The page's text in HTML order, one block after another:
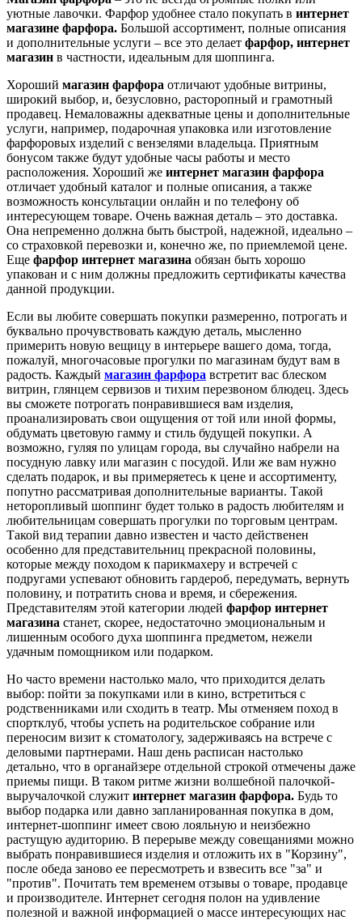
уютные лавочки. Фарфор удобнее стало покупать в интернет
магазине фарфора. Большой ассортимент, полные описания
и дополнительные услуги – все это делает фарфор, интернет
магазин в частности, идеальным для шоппинга.
Хороший магазин фарфора отличают удобные витрины,
широкий выбор, и, безусловно, расторопный и грамотный
продавец. Немаловажны адекватные цены и дополнительные
услуги, например, подарочная упаковка или изготовление
фарфоровых изделий с вензелями владельца. Приятным
бонусом также будут удобные часы работы и место
расположения. Хороший же интернет магазин фарфора
отличает удобный каталог и полные описания, а также
возможность консультации онлайн и по телефону об
интересующем товаре. Очень важная деталь – это доставка.
Она непременно должна быть быстрой, надежной, идеально –
со страховкой перевозки и, конечно же, по приемлемой цене.
Еще фарфор интернет магазина обязан быть хорошо
упакован и с ним должны предложить сертификаты качества
данной продукции.
Если вы любите совершать покупки размеренно, потрогать и
буквально прочувствовать каждую деталь, мысленно
примерить новую вещицу в интерьере вашего дома, тогда,
пожалуй, многочасовые прогулки по магазинам будут вам в
радость. Каждый магазин фарфора встретит вас блеском
витрин, глянцем сервизов и тихим перезвоном блюдец. Здесь
вы сможете потрогать понравившиеся вам изделия,
проанализировать свои ощущения от той или иной формы,
обдумать цветовую гамму и стиль будущей покупки. А
возможно, гуляя по улицам города, вы случайно набрели на
посудную лавку или магазин с посудой. Или же вам нужно
сделать подарок, и вы примеряетесь к цене и ассортименту,
попутно рассматривая дополнительные варианты. Такой
неторопливый шоппинг будет только в радость любителям и
любительницам совершать прогулки по торговым центрам.
Такой вид терапии давно известен и часто действенен
особенно для представительниц прекрасной половины,
которые между походом к парикмахеру и встречей с
подругами успевают обновить гардероб, передумать, вернуть
половину, и потратить снова и время, и сбережения.
Представителям этой категории людей фарфор интернет
магазина станет, скорее, недостаточно эмоциональным и
лишенным особого духа шоппинга предметом, нежели
удачным помощником или подарком.
Но часто времени настолько мало, что приходится делать
выбор: пойти за покупками или в кино, встретиться с
родственниками или сходить в театр. Мы отменяем поход в
спортклуб, чтобы успеть на родительское собрание или
переносим визит к стоматологу, задерживаясь на встрече с
деловыми партнерами. Наш день расписан настолько
детально, что в органайзере отдельной строкой отмечены даже
приемы пищи. В таком ритме жизни волшебной палочкой-
выручалочкой служит интернет магазин фарфора. Будь то
выбор подарка или давно запланированная покупка в дом,
интернет-шоппинг имеет свою лояльную и неизбежно
растущую аудиторию. В перерыве между совещаниями можно
выбрать понравившиеся изделия и отложить их в "Корзину",
после обеда заново ее пересмотреть и взвесить все "за" и
"против". Почитать тем временем отзывы о товаре, продавце
и производителе. Интернет сегодня полон на удивление
полезной и важной информацией о массе интересующих нас